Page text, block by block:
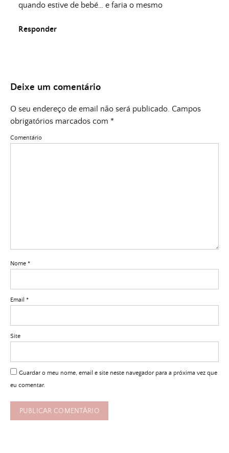
quando estive de bebé… e faria o mesmo
Responder
Deixe um comentário
O seu endereço de email não será publicado. Campos
obrigatórios marcados com *
Comentário
Nome *
Email *
Site
Guardar o meu nome, email e site neste navegador para a próxima vez que
eu comentar.